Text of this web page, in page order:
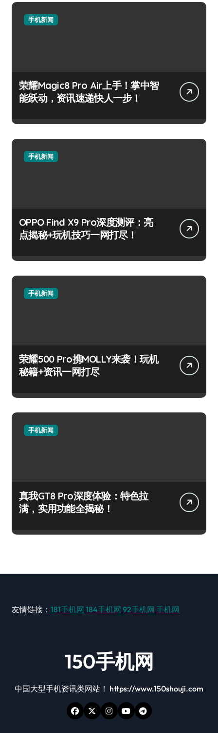
手机新闻
荣耀Magic8 Pro Air上手！掌中智
能跃动，资讯速递快人一步！
手机新闻
OPPO Find X9 Pro深度测评：亮
点揭秘+玩机技巧一网打尽！
手机新闻
荣耀500 Pro携MOLLY来袭！玩机
秘籍+资讯一网打尽
手机新闻
真我GT8 Pro深度体验：特色拉
满，实用功能全揭秘！
友情链接： 181手机网 184手机网 92手机网 手机网
150手机网
中国大型手机资讯类网站！ https://www.150shouji.com